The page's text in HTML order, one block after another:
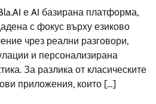
е AI базирана платформа,
с фокус върху езиково
чрез реални разговори,
и персонализирана
За разлика от класическите
приложения, които […]